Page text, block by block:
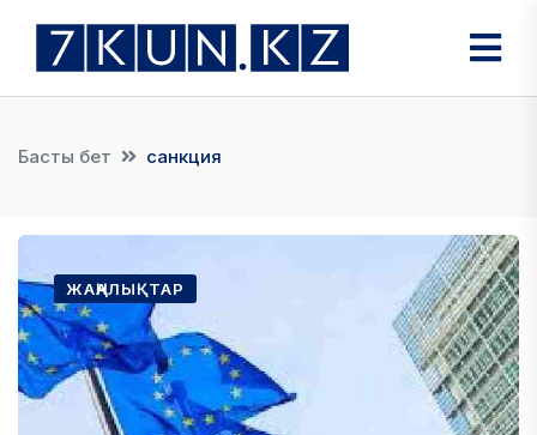
Басты бет санкция
ЖАҢАЛЫҚТАР